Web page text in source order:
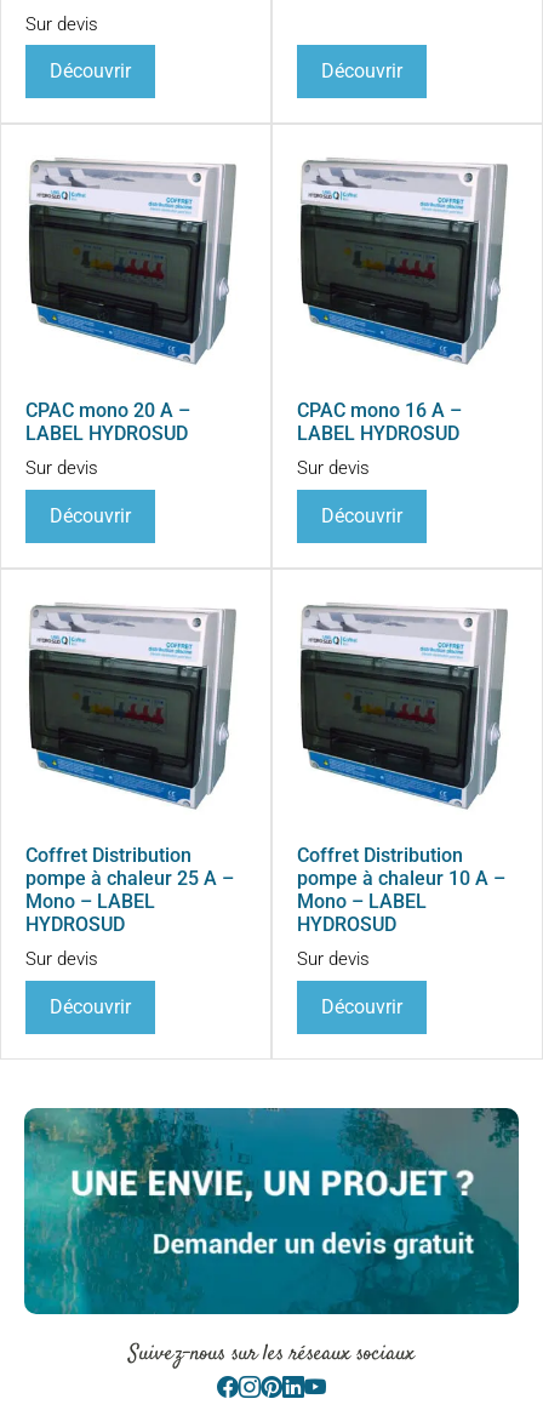
Sur devis
Découvrir Découvrir
CPAC mono 20 A –
LABEL HYDROSUD
Sur devis
Découvrir
CPAC mono 16 A –
LABEL HYDROSUD
Sur devis
Découvrir
Coffret Distribution
pompe à chaleur 25 A –
Mono – LABEL
HYDROSUD
Sur devis
Découvrir
Coffret Distribution
pompe à chaleur 10 A –
Mono – LABEL
HYDROSUD
Sur devis
Découvrir
Suivez-nous sur les réseaux sociaux